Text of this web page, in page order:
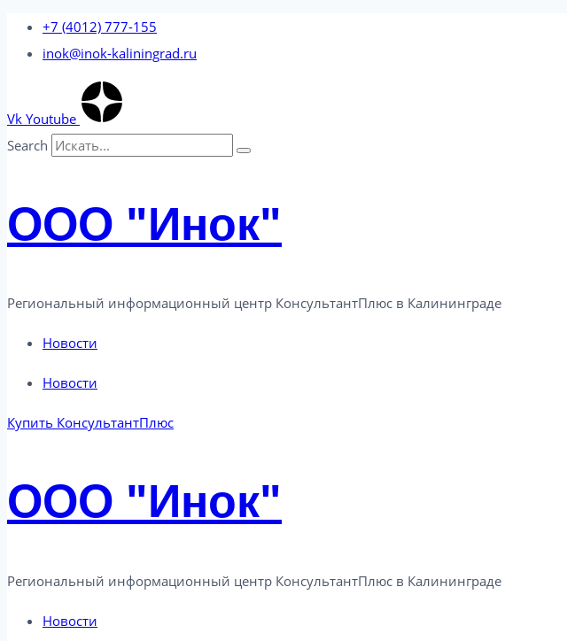
Перейти
содержимому
+7 (4012) 777-155
inok@inok-kaliningrad.ru
Vk Youtube
Search
ООО "Инок"
Региональный информационный центр КонсультантПлюс в Калининграде​
Новости
Новости
Купить КонсультантПлюс
ООО "Инок"
Региональный информационный центр КонсультантПлюс в Калининграде​
Новости